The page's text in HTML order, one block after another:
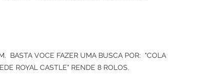
BASTA VOCE FAZER UMA BUSCA POR: "COLA
ROYAL CASTLE" RENDE 8 ROLOS.